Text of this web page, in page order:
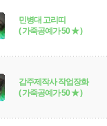
민병대 고리띠
( 가죽공예가 50 ★ )
갑주제작사 작업장화
( 가죽공예가 50 ★ )